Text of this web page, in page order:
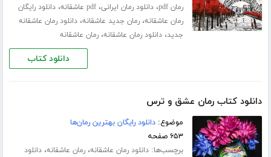
رمان pdf ،دانلود رمان ایرانی،pdf عاشقانه ،دانلود رایگان
رمان عاشقانه،رمان جدید عاشقانه،دانلود رمان عاشقانه
جدید،دانلود رمان عاشقانه،رمان عاشقانه
دانلود کتاب
دانلود کتاب رمان عشق و ترس
موضوع:دانلود رایگان بهترین رمان‌ها
۶۵۳ صفحه
برچسب‌ها:دانلود رمان عاشقانه،رمان عاشقانه،دانلود